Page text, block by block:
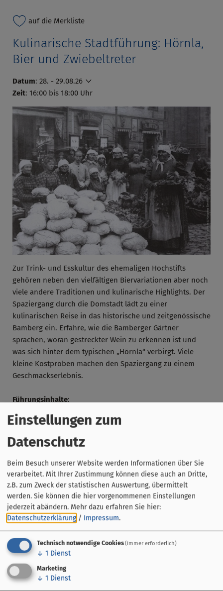
auf die Merkliste
Kulinarische Stadtführung: Hörnla,
Bier und Zwiebeltreter
Datum: 28. - 29.08.26
Zeit: 16:00 bis 18:00 Uhr
Zur Trink- und Esskultur des ehemaligen Hochstifts
gehören neben den vielfältigen Biervariationen aber noch
viele andere Traditionen und kulinarische Highlights. Der
Spaziergang durch die Domstadt lädt zu einer
kulinarischen Reise in das historische und zeitgenössische
Bamberg ein. Erfahre, wie die Bamberger Gärtner
sprachen, woran gestreckter Wein zu erkennen ist und
was sich hinter dem typischen „Hörnla“ verbirgt. Viele
kleine Kostproben machen den Spaziergang zu einem
Geschmackserlebnis.
Führungsinhalte:
Der Rundgang beginnt am alten Schlachthaus am Kranen
und führt durch Teile der Bamberger Altstadt. Der
Rundgang endet mit einem wohlverdienten Bier als
Kostprobe. Bei den anderen Stationen gibt es
Kostprobenvon verschiedenen „Bamberger
Spezialitäten“.
Gut zu wissen:
Diese Führung kann auch als
zu 25 Personen gebucht werden.
Ermäßigt sind Behinderte, Schüler & Studenten
Einstellungen zum
Datenschutz
Beim Besuch unserer Website werden Informationen über Sie
verarbeitet. Mit Ihrer Zustimmung können diese auch an Dritte,
z.B. zum Zweck der statistischen Auswertung, übermittelt
werden. Sie können die hier vorgenommenen Einstellungen
jederzeit abändern. Mehr dazu erfahren Sie hier:
Datenschutzerklärung / Impressum.
Technisch notwendige Cookies(immer erforderlich)
↓ 1 Dienst
Marketing
↓ 1 Dienst